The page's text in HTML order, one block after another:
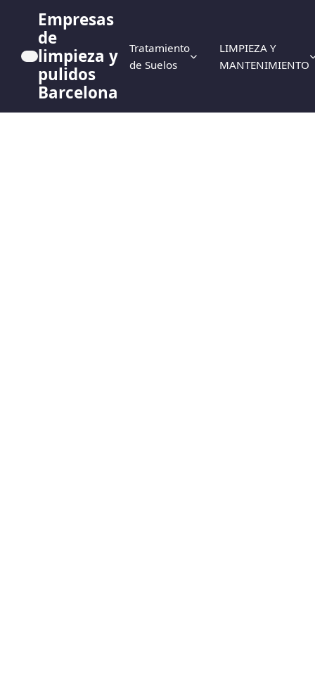
Empresas
de
limpieza y
pulidos
Barcelona
Tratamiento
de Suelos
LIMPIEZA Y
MANTENIMIENTO